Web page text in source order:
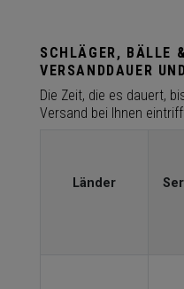
SCHLÄGER, BÄLLE
VERSANDDAUER
Die Zeit, die es dauert,
Versand bei Ihnen
Länder